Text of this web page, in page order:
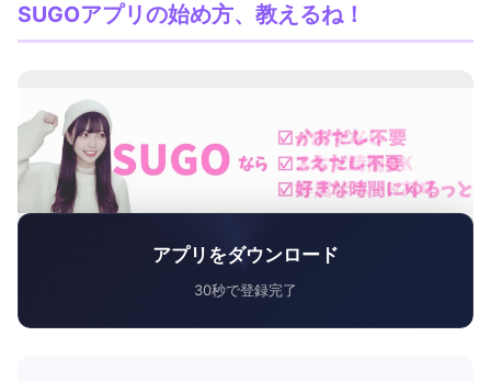
SUGOアプリの始め方、教えるね！
アプリをダウンロード
30秒で登録完了